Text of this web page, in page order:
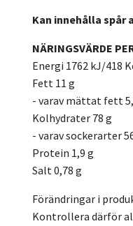
Kan innehålla spår
NÄRINGSVÄRDE
Energi 1762 kJ/418
Fett 11 g
- varav mättat fett
Kolhydrater 78 g
- varav sockerarter
Protein 1,9 g
Salt 0,78 g
Förändringar i
Kontrollera därför